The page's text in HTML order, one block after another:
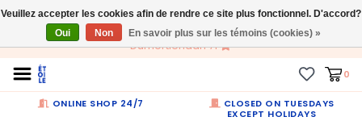
FR
Dumortierlaan 71
0
ONLINE SHOP 24/7
CLOSED ON TUESDAYS
EXCEPT HOLIDAYS
Veuillez accepter les cookies afin de rendre ce site plus fonctionnel. D'accord?
Oui
Non En savoir plus sur les témoins (cookies) »